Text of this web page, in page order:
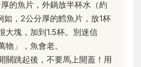
的魚片，外鍋放半杯水（約
如，2公分厚的鱈魚片，放1杯
大塊，加到1.5杯。別迷信
物」，魚會老。
關跳起後，不要馬上開蓋！用